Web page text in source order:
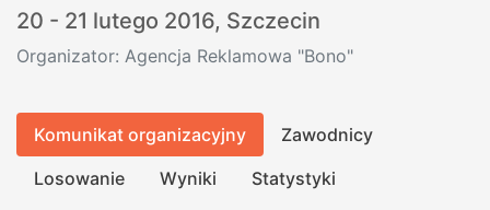
20 - 21 lutego 2016, Szczecin
Organizator: Agencja Reklamowa "Bono"
Komunikat organizacyjny
Zawodnicy
Losowanie
Wyniki
Statystyki